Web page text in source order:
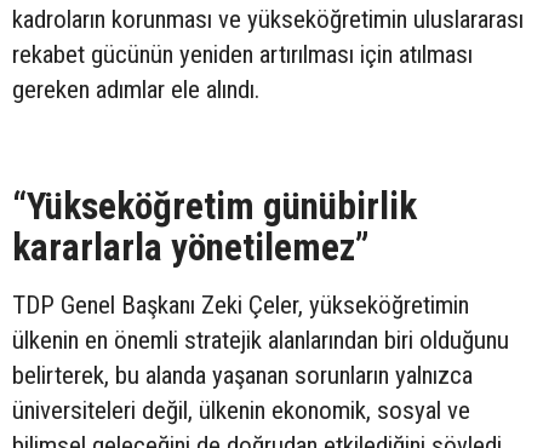
kadroların korunması ve yükseköğretimin uluslararası
rekabet gücünün yeniden artırılması için atılması
gereken adımlar ele alındı.
“Yükseköğretim günübirlik
kararlarla yönetilemez”
TDP Genel Başkanı Zeki Çeler, yükseköğretimin
ülkenin en önemli stratejik alanlarından biri olduğunu
belirterek, bu alanda yaşanan sorunların yalnızca
üniversiteleri değil, ülkenin ekonomik, sosyal ve